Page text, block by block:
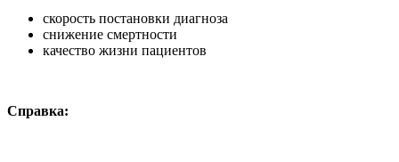
скорость постановки диагноза
снижение смертности
качество жизни пациентов
Справка: